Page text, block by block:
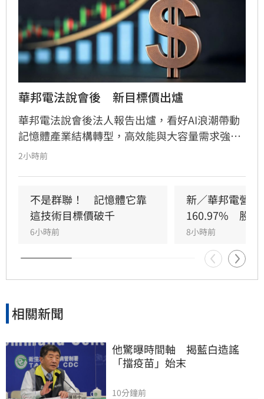
華邦電法說會後　新目標價出爐
華邦電法說會後法人報告出爐，看好AI浪潮帶動
記憶體產業結構轉型，高效能與大容量需求強
勁，推升DRAM與Flash報價持續走揚。華邦電第
擎，公司並大幅調升2026年資本支出至395億
元，全力衝刺高雄廠擴產與先進製程。法人分析
指出，隨AI需求爆發，2027年記憶體供需缺口將
擴大，華邦電中長線營運看俏，兩家本土券商分
別給予200元及275元目標價，市場對其獲利爆發
力寄予厚望。提醒投資人，投資股票具備風險，
2小時前
不是群聯！　記憶體它靠
這技術目標價破千
6小時前
新／華邦電營收
160.97%　股價
8小時前
相關新聞
他驚曝時間軸　揭藍白造謠
「擋疫苗」始末
10分鐘前